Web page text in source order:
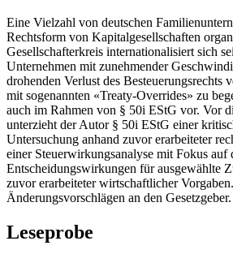
Eine Vielzahl von deutschen
Rechtsform von Kapitalgesellschaften
Gesellschafterkreis internationalisiert sich
Unternehmen mit zunehmender
drohenden Verlust des Besteuerungsrechts
mit sogenannten «Treaty-Overrides» zu
auch im Rahmen von § 50i EStG vor. Vor
unterzieht der Autor § 50i EStG einer
Untersuchung anhand zuvor erarbeiteter
einer Steuerwirkungsanalyse mit Fokus auf
Entscheidungswirkungen für ausgewählte
zuvor erarbeiteter wirtschaftlicher
Änderungsvorschlägen an den Gesetzgeber.
Leseprobe